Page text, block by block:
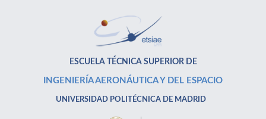
ESCUELA TÉCNICA SUPERIOR DE
INGENIERÍA AERONÁUTICA Y DEL ESPACIO
UNIVERSIDAD POLITÉCNICA DE MADRID